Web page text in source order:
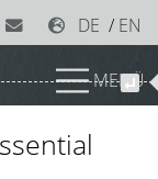
DE / EN
MENÜ